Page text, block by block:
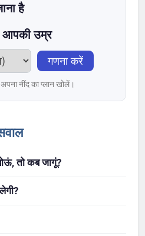
है
आपकी उम्र
गणना करें
नींद का प्लान खोलें।
तो कब जागूं?